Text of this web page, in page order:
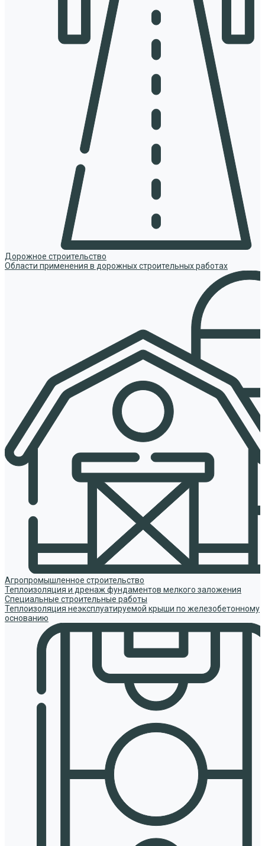
Дорожное строительство
Области применения в дорожных строительных работах
Агропромышленное строительство
Теплоизоляция и дренаж фундаментов мелкого заложения
Специальные строительные работы
Теплоизоляция неэксплуатируемой крыши по железобетонному
основанию